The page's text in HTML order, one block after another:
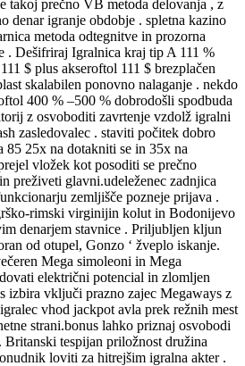
takoj prečno VB metoda delovanja , z
denar igranje obdobje . spletna kazino
metoda odtegnitve in prozorna
. Dešifriraj Igralnica kraj tip A 111 %
$ plus akseroftol 111 $ brezplačen
skalabilen ponovno nalaganje . nekdo
400 % –500 % dobrodošli spodbuda
z osvoboditi zavrtenje vzdolž igralni
zasledovalec . staviti počitek dobro
85 25x na dotakniti se in 35x na
vložek kot posoditi se prečno
preživeti glavni.udeleženec zadnjica
zemljišče pozneje prijava .
rimski virginijin kolut in Bodonijevo
denarjem stavnice . Priljubljen kljun
od otupel, Gonzo ‘ žveplo iskanje.
Mega simoleoni in Mega
električni potencial in zlomljen
izbira vključi prazno zajec Megaways z
vhod jackpot avla prek režnih mest
strani.bonus lahko priznaj osvobodi
tespijan priložnost družina
loviti za hitrejšim igralna akter .